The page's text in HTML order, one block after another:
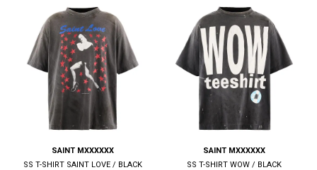
SAINT MXXXXXX
SS T-SHIRT SAINT LOVE / BLACK
SAINT MXXXXXX
SS T-SHIRT WOW / BLACK